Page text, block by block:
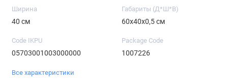
Ширина
40 см
Габариты (Д*Ш*В)
60х40х0,5 см
Code IKPU
05703001003000000
Package Code
1007226
Все характеристики